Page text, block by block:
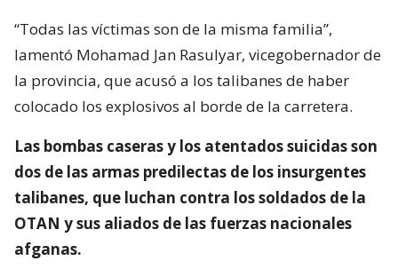
“Todas las víctimas son de la misma familia”,
lamentó Mohamad Jan Rasulyar, vicegobernador de
la provincia, que acusó a los talibanes de haber
colocado los explosivos al borde de la carretera.
Las bombas caseras y los atentados suicidas son
dos de las armas predilectas de los insurgentes
talibanes, que luchan contra los soldados de la
OTAN y sus aliados de las fuerzas nacionales
afganas.